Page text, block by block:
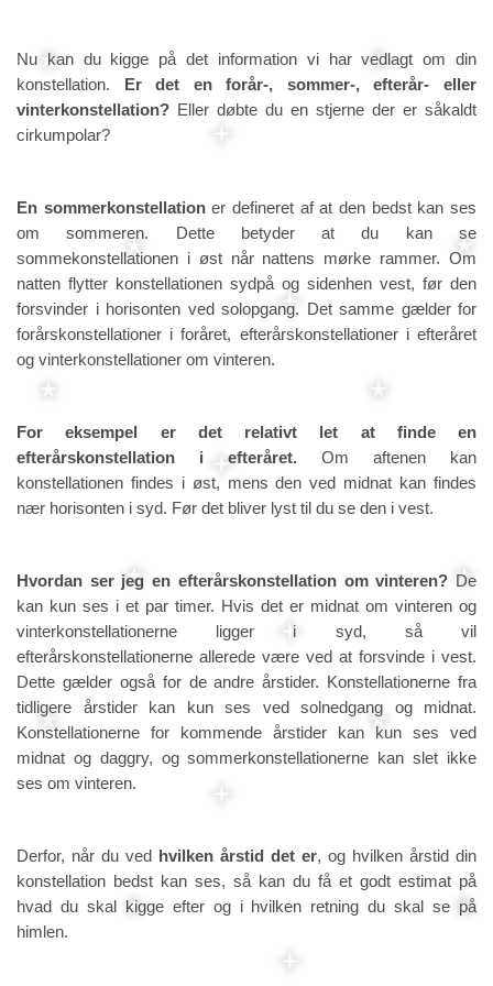
Nu kan du kigge på det information vi har vedlagt om din
konstellation. Er det en forår-, sommer-, efterår- eller
vinterkonstellation? Eller døbte du en stjerne der er såkaldt
cirkumpolar?
En sommerkonstellationer defineret af at den bedst kan ses
om sommeren. Dette betyder at du kan se
sommekonstellationen i øst når nattens mørke rammer. Om
natten flytter konstellationen sydpå og sidenhen vest, før den
forsvinder i horisonten ved solopgang. Det samme gælder for
forårskonstellationer i foråret, efterårskonstellationer i efteråret
og vinterkonstellationer om vinteren.
For eksempel er det relativt let at finde en
efterårskonstellation i efteråret. Om aftenen kan
konstellationen findes i øst, mens den ved midnat kan findes
nær horisonten i syd. Før det bliver lyst til du se den i vest.
Hvordan ser jeg en efterårskonstellation om vinteren? De
kan kun ses i et par timer. Hvis det er midnat om vinteren og
vinterkonstellationerne ligger i syd, så vil
efterårskonstellationerne allerede være ved at forsvinde i vest.
Dette gælder også for de andre årstider. Konstellationerne fra
tidligere årstider kan kun ses ved solnedgang og midnat.
Konstellationerne for kommende årstider kan kun ses ved
midnat og daggry, og sommerkonstellationerne kan slet ikke
ses om vinteren.
Derfor, når du ved hvilken årstid det er, og hvilken årstid din
konstellation bedst kan ses, så kan du få et godt estimat på
hvad du skal kigge efter og i hvilken retning du skal se på
himlen.